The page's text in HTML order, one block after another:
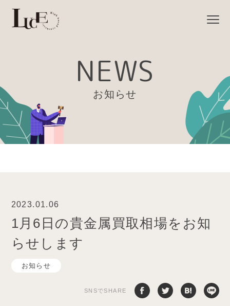
NEWS
お知らせ
2023.01.06
1月6日の貴金属買取相場をお知
らせします
お知らせ
SNSでSHARE